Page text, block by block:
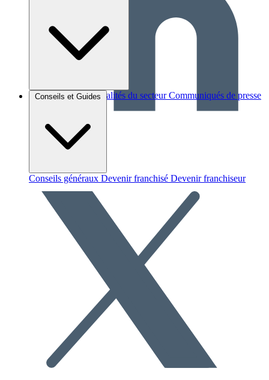
Brèves et actus Actualités du secteur Communiqués de presse
Conseils et Guides
Conseils généraux Devenir franchisé Devenir franchiseur